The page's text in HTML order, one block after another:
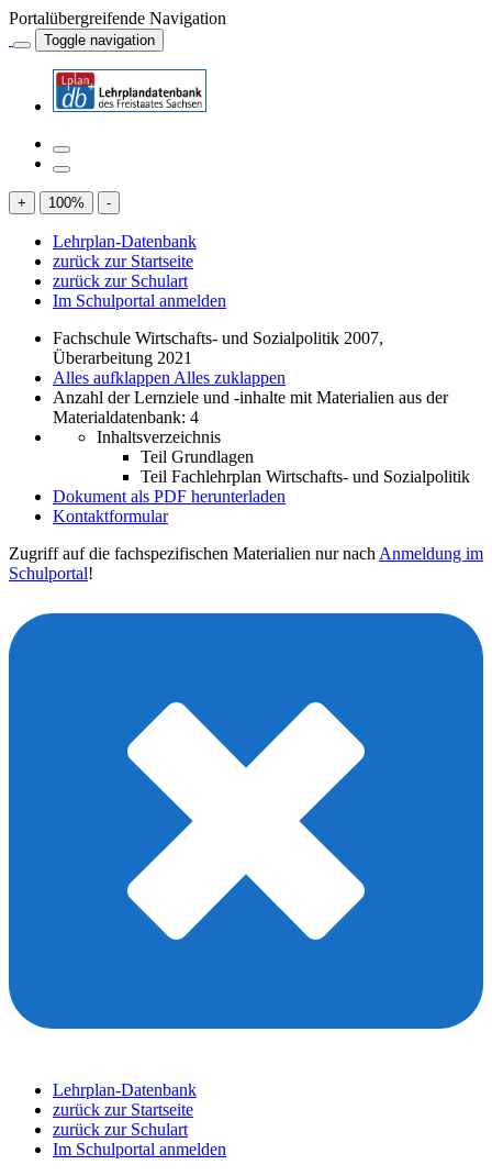
Portalübergreifende Navigation
Toggle navigation
+ 100% -
Lehrplan-Datenbank
zurück zur Startseite
zurück zur Schulart
Im Schulportal anmelden
Fachschule Wirtschafts- und Sozialpolitik 2007,
Überarbeitung 2021
Alles aufklappen Alles zuklappen
Anzahl der Lernziele und -inhalte mit Materialien aus der
Materialdatenbank: 4
Inhaltsverzeichnis
Teil Grundlagen
Teil Fachlehrplan Wirtschafts- und Sozialpolitik
Dokument als PDF herunterladen
Kontaktformular
Zugriff auf die fachspezifischen Materialien nur nach Anmeldung im
Schulportal!
Lehrplan-Datenbank
zurück zur Startseite
zurück zur Schulart
Im Schulportal anmelden